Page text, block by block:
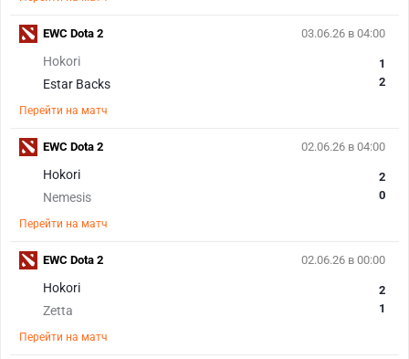
03.06.26 в 04:00
Hokori
Estar Backs
1
2
Перейти на матч
EWC Dota 2
02.06.26 в 04:00
Hokori
Nemesis
2
0
Перейти на матч
EWC Dota 2
02.06.26 в 00:00
Hokori
Zetta
2
1
Перейти на матч
EWC Dota 2